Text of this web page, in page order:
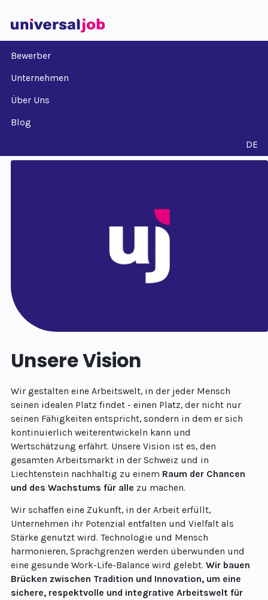
Bewerber
Unternehmen
Über Uns
Blog
DE
Unsere Vision
Wir gestalten eine Arbeitswelt, in der jeder Mensch
seinen idealen Platz findet - einen Platz, der nicht nur
seinen Fähigkeiten entspricht, sondern in dem er sich
kontinuierlich weiterentwickeln kann und
Wertschätzung erfährt. Unsere Vision ist es, den
gesamten Arbeitsmarkt in der Schweiz und in
Liechtenstein nachhaltig zu einem Raum der Chancen
und des Wachstums für alle zu machen.
Wir schaffen eine Zukunft, in der Arbeit erfüllt,
Unternehmen ihr Potenzial entfalten und Vielfalt als
Stärke genutzt wird. Technologie und Mensch
harmonieren, Sprachgrenzen werden überwunden und
eine gesunde Work-Life-Balance wird gelebt. Wir bauen
Brücken zwischen Tradition und Innovation, um eine
sichere, respektvolle und integrative Arbeitswelt für